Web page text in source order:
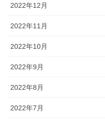
2022年12月
2022年11月
2022年10月
2022年9月
2022年8月
2022年7月